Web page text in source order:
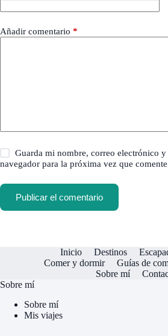
Añadir comentario *
Guarda mi nombre, correo electrónico y
navegador para la próxima vez que
Publicar el comentario
Inicio Destinos
Comer y dormir
Guías de
Sobre mí
Sobre mí
Sobre mí
Mis viajes